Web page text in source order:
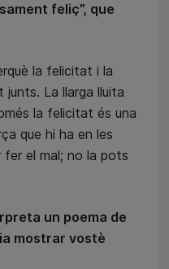
feliç”, que
la felicitat i la
La llarga lluita
la felicitat és una
que hi ha en les
el mal; no la pots
un poema de
mostrar vostè